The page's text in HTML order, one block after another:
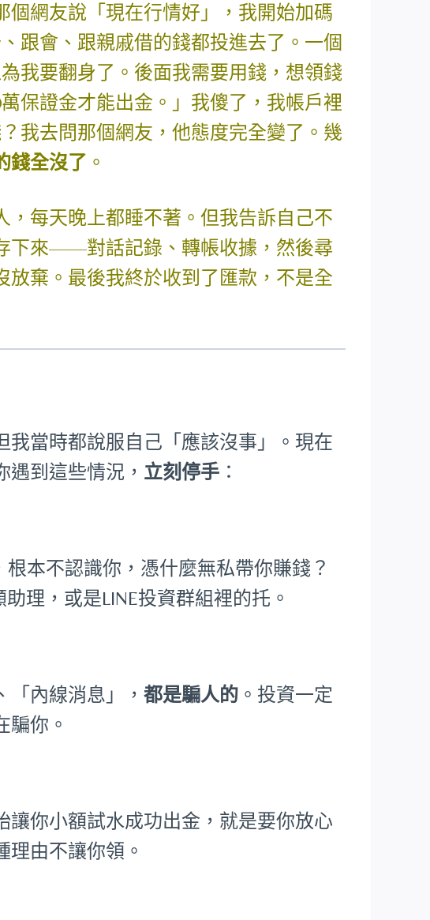
網友說「現在行情好」，我開始加碼
跟會、跟親戚借的錢都投進去了。一個
我要翻身了。後面我需要用錢，想領錢
保證金才能出金。」我傻了，我帳戶裡
我去問那個網友，他態度完全變了。幾
錢全沒了 。
每天晚上都睡不著。但我告訴自己不
下來——對話記錄、轉帳收據，然後尋
棄。最後我終於收到了匯款，不是全
我當時都說服自己「應該沒事」。現在
到這些情況， 立刻停手 ：
根本不認識你，憑什麼無私帶你賺錢？
理，或是LINE投資群組裡的托。
「內線消息」，都是騙人的 。投資一定
騙你。
讓你小額試水成功出金，就是要你放心
理由不讓你領。